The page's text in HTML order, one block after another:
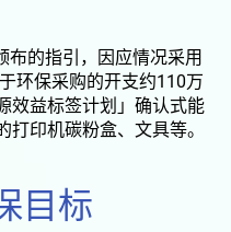
的指引，因应情况采用
环保采购的开支约110万
效益标签计划」确认式能
印机碳粉盒、文具等。
目标